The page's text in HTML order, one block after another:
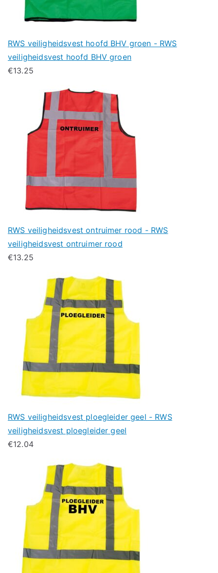
RWS veiligheidsvest hoofd BHV groen - RWS
veiligheidsvest hoofd BHV groen
€13.25
RWS veiligheidsvest ontruimer rood - RWS
veiligheidsvest ontruimer rood
€13.25
RWS veiligheidsvest ploegleider geel - RWS
veiligheidsvest ploegleider geel
€12.04